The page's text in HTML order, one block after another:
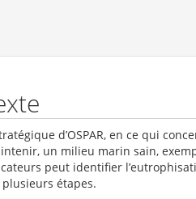
d’OSPAR, en ce qui
un milieu marin sain,
peut identifier
étapes.